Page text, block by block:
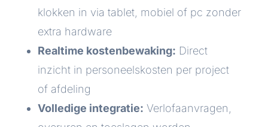
klokken in via tablet, mobiel of pc zonder
extra hardware
Realtime kostenbewaking: Direct
inzicht in personeelskosten per project
of afdeling
Volledige integratie: Verlofaanvragen,